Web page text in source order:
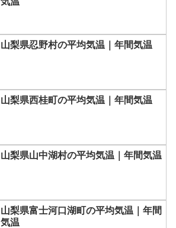
山梨県忍野村の平均気温｜年間気温
山梨県西桂町の平均気温｜年間気温
山梨県山中湖村の平均気温｜年間気温
山梨県富士河口湖町の平均気温｜年間
気温